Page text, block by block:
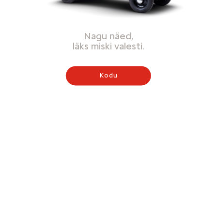
Nagu näed,
läks miski valesti.
Kodu